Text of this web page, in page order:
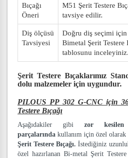
Bıçağı
Öneri
M51 Şerit Testere
tavsiye edilir.
Diş ölçüsü
Tavsiyesi
Doğru diş seçimi için
Bimetal Şerit Testere
tablosunu inceleyiniz.
Şerit Testere Bıçaklarımız
dolu malzemeler için uygundur.
PILOUS PP 302 G-CNC için
Testere Bıçağı
Aşağıdakiler gibi zor
parçalarında kullanım için özel
Şerit Testere Bıçağı.İstediğiniz
özel hazırlanan Bi-metal Şerit